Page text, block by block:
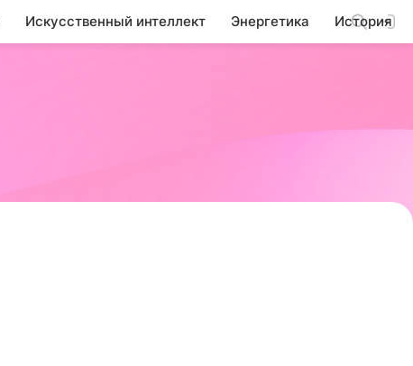
Искусственный интеллект Энергетика История